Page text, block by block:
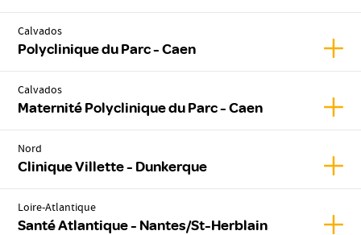
Calvados
Polyclinique du Parc - Caen
Calvados
Maternité Polyclinique du Parc - Caen
Nord
Clinique Villette - Dunkerque
Loire-Atlantique
Santé Atlantique - Nantes/St-Herblain